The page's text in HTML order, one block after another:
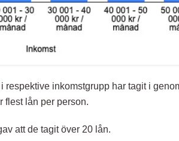
inkomstgrupp har tagit i
flest lån per person.
att de tagit över 20 lån.